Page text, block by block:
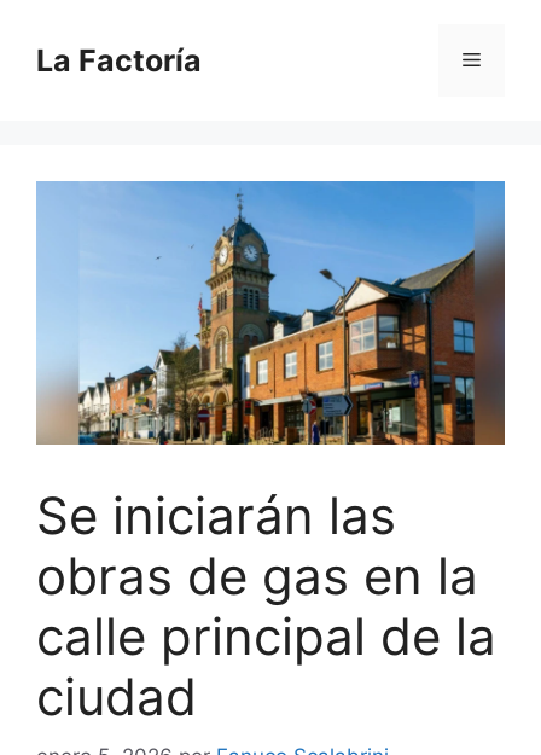
contenido
La Factoría Menú
Se iniciarán las
obras de gas en la
calle principal de la
ciudad